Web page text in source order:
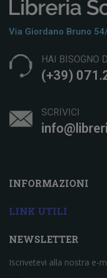
Via Giordano Bruno
HAI BISOGNO
(+39)
SCRIVICI
INFORMAZIONI
LINK UTILI
NEWSLETTER
Iscrivetevi alla nostra e-